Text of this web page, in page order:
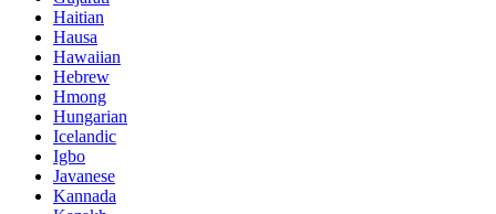
Haitian
Hausa
Hawaiian
Hebrew
Hmong
Hungarian
Icelandic
Igbo
Javanese
Kannada